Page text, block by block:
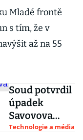
Mladé frontě
s tím, že v
až na 55
Soud potvrdil
úpadek
Savovova
vydavatelství
Technologie a média